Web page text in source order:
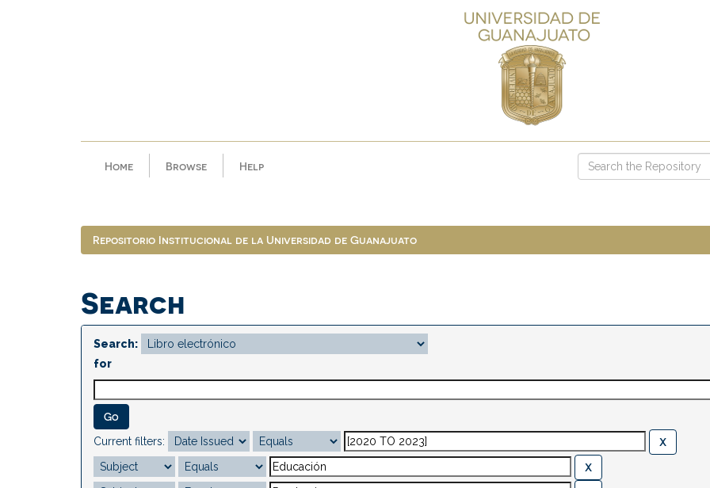
Home Browse Help
Repositorio Institucional de la Universidad de Guanajuato
Search
Search:
for
Current filters: